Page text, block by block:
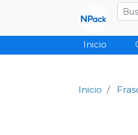
Inicio
Inicio